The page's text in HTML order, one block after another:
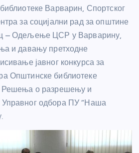
Варварин, Спортског
за социјални рад за општине
– Одељење ЦСР у Варварину,
и давању претходне
јавног конкурса за
Општинске библиотеке
Решења о разрешењу и
одбора ПУ “Наша